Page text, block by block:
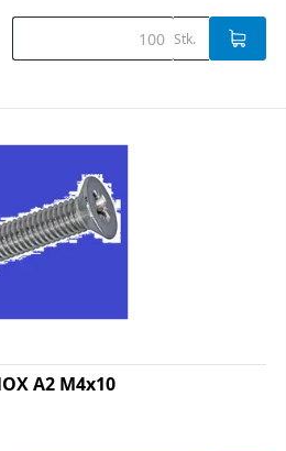
Stk.
A2 M4x10